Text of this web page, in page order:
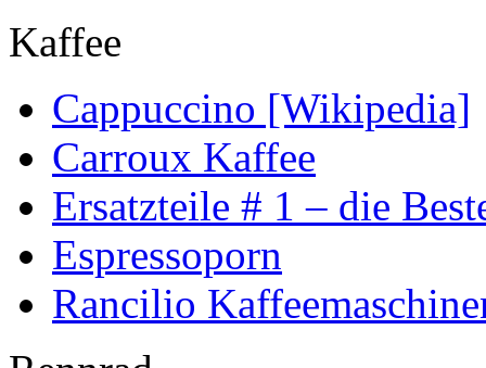
Kaffee
Cappuccino [Wikipedia]
Carroux Kaffee
Ersatzteile # 1 – die
Espressoporn
Rancilio